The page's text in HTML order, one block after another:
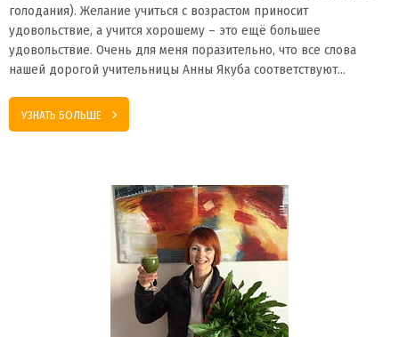
голодания). Желание учиться с возрастом приносит
удовольствие, а учится хорошему – это ещё большее
удовольствие. Очень для меня поразительно, что все слова
нашей дорогой учительницы Анны Якуба соответствуют…
УЗНАТЬ БОЛЬШЕ